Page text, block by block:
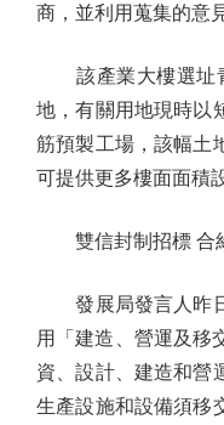
商，並利用蒐集的意
該產業大樓選址青
地，有關用地現時以
筋預製工場，該幅土
可提供更多樓面面積
雙信封制招標 合
發展局發言人昨日
用「建造、營運及移
資、設計、建造和營
生產設施和設備須移